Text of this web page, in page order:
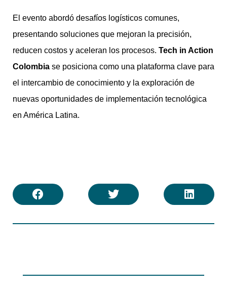
El evento abordó desafíos logísticos comunes,
presentando soluciones que mejoran la precisión,
reducen costos y aceleran los procesos. Tech in Action
Colombia se posiciona como una plataforma clave para
el intercambio de conocimiento y la exploración de
nuevas oportunidades de implementación tecnológica
en América Latina.